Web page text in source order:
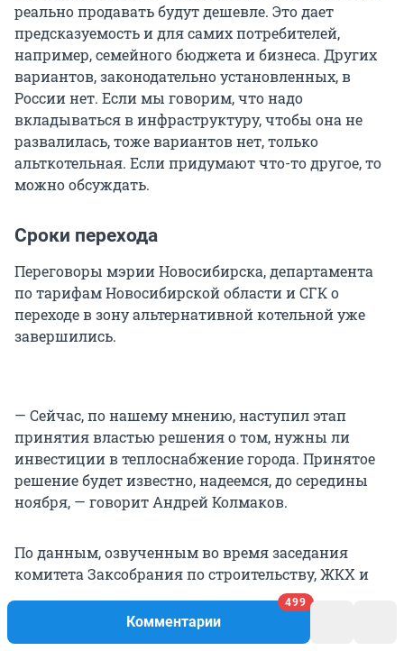
Комментарии
499
реально продавать будут дешевле. Это дает
предсказуемость и для самих потребителей,
например, семейного бюджета и бизнеса. Других
вариантов, законодательно установленных, в
России нет. Если мы говорим, что надо
вкладываться в инфраструктуру, чтобы она не
развалилась, тоже вариантов нет, только
альткотельная. Если придумают что-то другое, то
можно обсуждать.
Сроки перехода
Переговоры мэрии Новосибирска, департамента
по тарифам Новосибирской области и СГК о
переходе в зону альтернативной котельной уже
завершились.
— Сейчас, по нашему мнению, наступил этап
принятия властью решения о том, нужны ли
инвестиции в теплоснабжение города. Принятое
решение будет известно, надеемся, до середины
ноября, — говорит Андрей Колмаков.
По данным, озвученным во время заседания
комитета Заксобрания по строительству, ЖКХ и
тарифам, компания планирует отнести
Новосибирск к новой ценовой зоне во второй